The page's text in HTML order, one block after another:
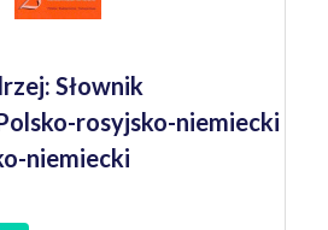
Słownik
rosyjsko-niemiecki
niemiecki